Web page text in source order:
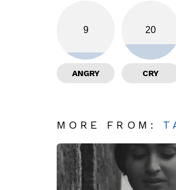
9
ANGRY
20
CRY
MORE FROM: